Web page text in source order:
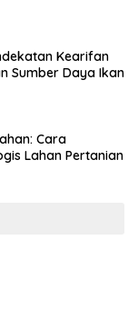
Kearifan
Sumber Daya Ikan
Cara
Lahan Pertanian